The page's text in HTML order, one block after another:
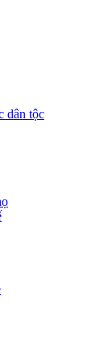
dân tộc